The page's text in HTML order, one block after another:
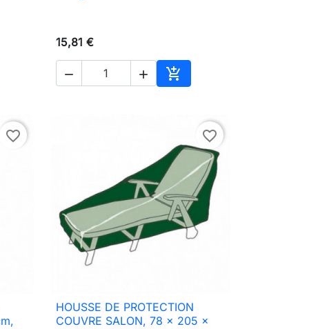
au panier
15,81 €
  
Ajouter au panier
favorite_border favorite_border
 Aperçu rapide
HOUSSE DE PROTECTION
COUVRE SALON, 78 x 205 x